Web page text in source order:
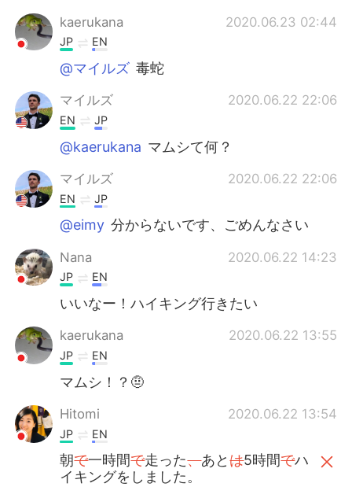
kaerukana 2020.06.23 02:44
JP EN
@マイルズ 毒蛇
マイルズ 2020.06.22 22:06
EN JP
@kaerukana マムシて何？
マイルズ 2020.06.22 22:06
EN JP
@eimy 分からないです、ごめんなさい
Nana 2020.06.22 14:23
JP EN
いいなー！ハイキング行きたい
kaerukana 2020.06.22 13:55
JP EN
マムシ！？🤨
Hitomi 2020.06.22 13:54
JP EN
朝で一時間で走った、あとは5時間でハ
イキングをしました。